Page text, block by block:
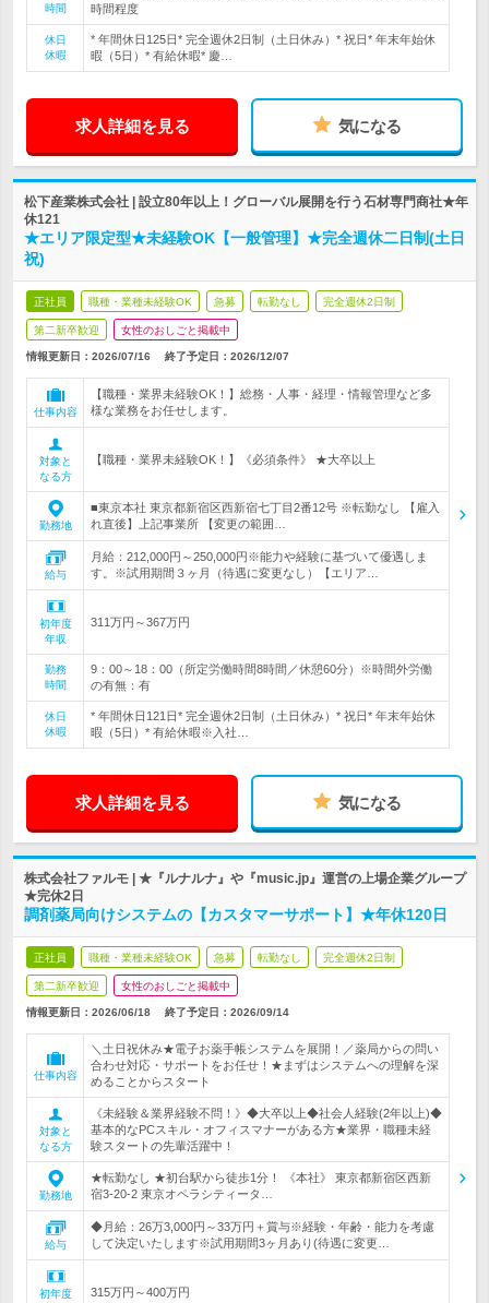
時間
時間程度
休日
休暇
* 年間休日125日* 完全週休2日制（土日休み）* 祝日* 年末年始休
暇（5日）* 有給休暇* 慶…
求人詳細を見る 気になる
松下産業株式会社 | 設立80年以上！グローバル展開を行う石材専門商社★年
休121
★エリア限定型★未経験OK【一般管理】★完全週休二日制(土日
祝)
正社員 職種・業種未経験OK 急募 転勤なし 完全週休2日制
第二新卒歓迎 女性のおしごと掲載中
情報更新日：2026/07/16 終了予定日： 2026/12/07
仕事内容
【職種・業界未経験OK！】総務・人事・経理・情報管理など多
様な業務をお任せします。
対象と
なる方
【職種・業界未経験OK！】《必須条件》 ★大卒以上
勤務地
■東京本社 東京都新宿区西新宿七丁目2番12号 ※転勤なし 【雇入
れ直後】上記事業所 【変更の範囲…
給与
月給：212,000円～250,000円※能力や経験に基づいて優遇しま
す。※試用期間３ヶ月（待遇に変更なし）【エリア…
初年度
年収
311万円～367万円
勤務
時間
9：00～18：00（所定労働時間8時間／休憩60分）※時間外労働
の有無：有
休日
休暇
* 年間休日121日* 完全週休2日制（土日休み）* 祝日* 年末年始休
暇（5日）* 有給休暇※入社…
求人詳細を見る 気になる
株式会社ファルモ | ★『ルナルナ』や『music.jp』運営の上場企業グループ
★完休2日
調剤薬局向けシステムの【カスタマーサポート】★年休120日
正社員 職種・業種未経験OK 急募 転勤なし 完全週休2日制
第二新卒歓迎 女性のおしごと掲載中
情報更新日：2026/06/18 終了予定日： 2026/09/14
仕事内容
＼土日祝休み★電子お薬手帳システムを展開！／薬局からの問い
合わせ対応・サポートをお任せ！★まずはシステムへの理解を深
めることからスタート
対象と
なる方
《未経験＆業界経験不問！》◆大卒以上◆社会人経験(2年以上)◆
基本的なPCスキル・オフィスマナーがある方★業界・職種未経
験スタートの先輩活躍中！
勤務地
★転勤なし ★初台駅から徒歩1分！ 《本社》 東京都新宿区西新
宿3-20-2 東京オペラシティータ…
給与
◆月給：26万3,000円～33万円＋賞与※経験・年齢・能力を考慮
して決定いたします※試用期間3ヶ月あり(待遇に変更…
初年度 315万円～400万円